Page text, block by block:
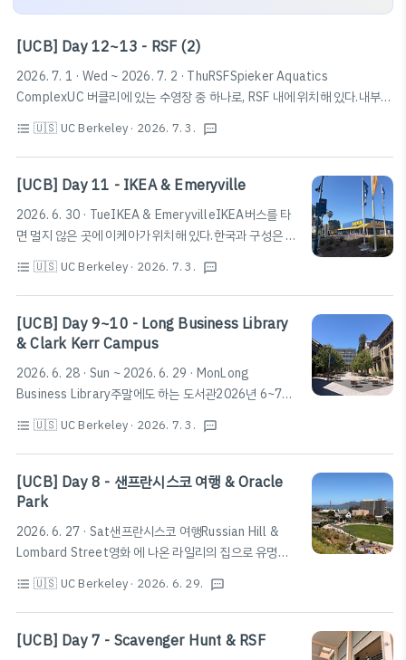
[UCB] Day 12~13 - RSF (2)
2026. 7. 1 · Wed ~ 2026. 7. 2 · ThuRSFSpieker Aquatics
ComplexUC 버클리에 있는 수영장 중 하나로, RSF 내에 위치해 있다.내부
락커는 따로 결제해서 사용하거나 데이락커를 사용할 수 있다. 이 중 데이락커
는 개인이 직접 자물쇠를 가져와서 사용하는 방식과 비밀번호를 입력하는 방
식으로 나뉘는데, 모두 선착순이니 발빠르게 움직이자.참고로, 깊이는 7 ~
13.5ft (약 2.13m ~ 4.11m)이며 수영장마다 깊이나 운영시간이 다르니 확
인하고 가는 것을 추천한다. Spieker Aquatics Complex · 2301
Bancroft Way, Berkeley, CA 94704 미국★★★★★ · 수영센터
www.google.com PoolsTake a cla..
format_list_bulleted 🇺🇸 UC Berkeley · 2026. 7. 3. textsms
[UCB] Day 11 - IKEA & Emeryville
2026. 6. 30 · TueIKEA & EmeryvilleIKEA버스를 타
면 멀지 않은 곳에 이케아가 위치해 있다.한국과 구성은 거
의 동일하니 자세한 설명은 생략한다.Emeryville이케아
가 위치한 주변 지역에 쇼핑을 할 수 있는 지구가 형성되어
있다.타겟이나 베스트바이, 홈디포, 트레이더조, 쇼핑센터
등 다양한 상권이 있으니 방문에 참고하
자.https://maps.app.goo.gl/M5dtGZCCZARd6kGB9
Emeryville, CA 94608 미국★★★★☆ · 쇼핑몰
www.google.com
format_list_bulleted 🇺🇸 UC Berkeley · 2026. 7. 3. textsms
[UCB] Day 9~10 - Long Business Library
& Clark Kerr Campus
2026. 6. 28 · Sun ~ 2026. 6. 29 · MonLong
Business Library주말에도 하는 도서관2026년 6~7월
기준, 모핏 도서관이 공사 중으로 주말에도 하는 도서관을
찾아 Long Business Library를 방문하였다.마치 한국의
야외 아울렛이 연상되는 외관을 하고 있으며, 시설은 괜찮
은 편이다.또한, Cal 1 Card 없이도 누구나 출입이 가능
하니 참고하
롱 비지니스 도서관 · 2220 Piedmont Ave, Berkeley,
CA 94720 미국★★★★★ · 대학 도서관
www.google.comClark Kerr CampusClark Kerr
format_list_bulleted 🇺🇸 UC Berkeley · 2026. 7. 3. textsms
[UCB] Day 8 - 샌프란시스코 여행 & Oracle
Park
2026. 6. 27 · Sat샌프란시스코 여행Russian Hill &
Lombard Street영화 에 나온 라일리의 집으로 유명한
Russian Hill과 Lombard Street에 다녀왔다.Powell
Street부터 케이블카를 타고 가는 방법이 있지만, 사람이
많은 경우 버스를 타고 조금만 걸으면 Lombard Street
아래부터 관람할 수 있다.Lombard Street에서 바다와
format_list_bulleted 🇺🇸 UC Berkeley · 2026. 6. 29. textsms
[UCB] Day 7 - Scavenger Hunt & RSF